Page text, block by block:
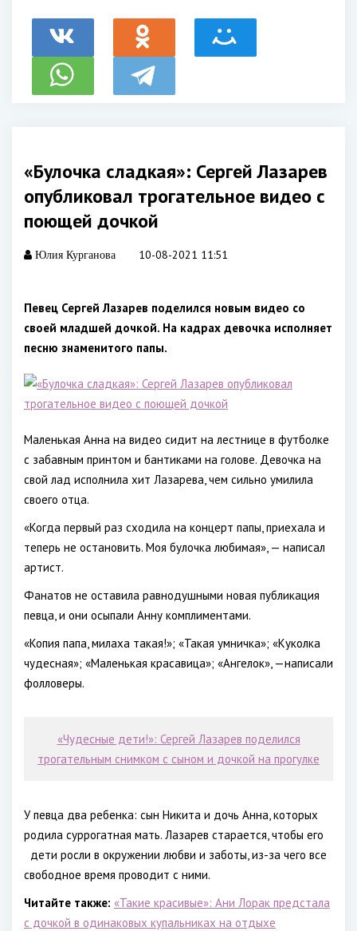
«Булочка сладкая»: Сергей Лазарев
опубликовал трогательное видео с
поющей дочкой
Юлия Курганова 10-08-2021 11:51
Певец Сергей Лазарев поделился новым видео со
своей младшей дочкой. На кадрах девочка исполняет
песню знаменитого папы.
Маленькая Анна на видео сидит на лестнице в футболке
с забавным принтом и бантиками на голове. Девочка на
свой лад исполнила хит Лазарева, чем сильно умилила
своего отца.
«Когда первый раз сходила на концерт папы, приехала и
теперь не остановить. Моя булочка любимая», — написал
артист.
Фанатов не оставила равнодушными новая публикация
певца, и они осыпали Анну комплиментами.
«Копия папа, милаха такая!»; «Такая умничка»; «Куколка
чудесная»; «Маленькая красавица»; «Ангелок», —написали
фолловеры.
«Чудесные дети!»: Сергей Лазарев поделился
трогательным снимком с сыном и дочкой на прогулке
У певца два ребенка: сын Никита и дочь Анна, которых
родила суррогатная мать. Лазарев старается, чтобы его
дети росли в окружении любви и заботы, из-за чего все
свободное время проводит с ними.
Читайте также: «Такие красивые»: Ани Лорак предстала
с дочкой в одинаковых купальниках на отдыхе